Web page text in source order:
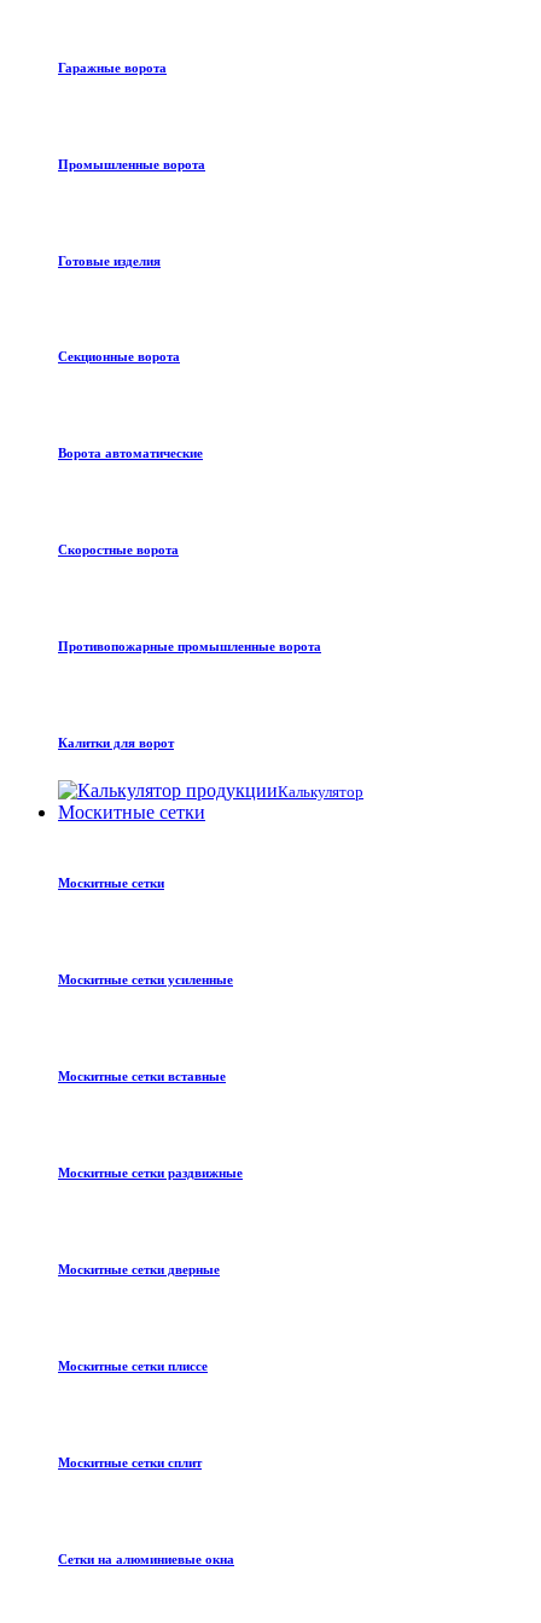
Гаражные ворота
Промышленные ворота
Готовые изделия
Секционные ворота
Ворота автоматические
Скоростные ворота
Противопожарные промышленные ворота
Калитки для ворот
Калькулятор
Москитные сетки
Москитные сетки
Москитные сетки усиленные
Москитные сетки вставные
Москитные сетки раздвижные
Москитные сетки дверные
Москитные сетки плиссе
Москитные сетки сплит
Сетки на алюминиевые окна